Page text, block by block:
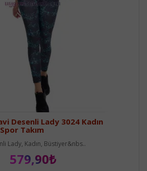
Desenli Lady 3024 Kadın
Takım
Lady, Kadın, Büstiyer&nbs..
579,90₺